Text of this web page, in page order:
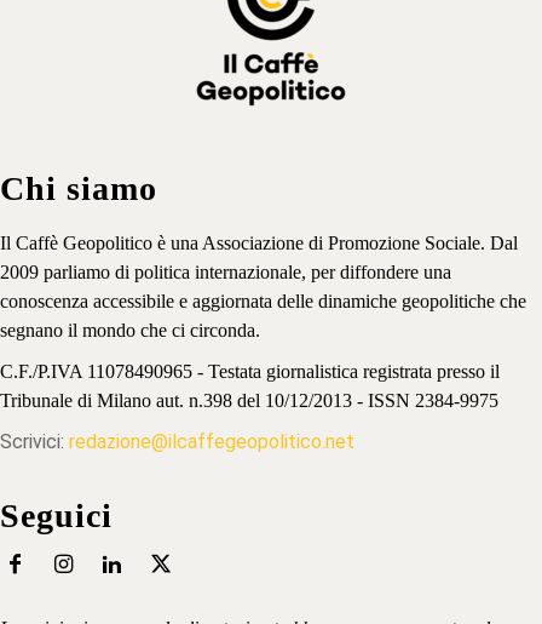
Chi siamo
Il Caffè Geopolitico è una Associazione di Promozione Sociale. Dal
2009 parliamo di politica internazionale, per diffondere una
conoscenza accessibile e aggiornata delle dinamiche geopolitiche che
segnano il mondo che ci circonda.
C.F./P.IVA 11078490965 - Testata giornalistica registrata presso il
Tribunale di Milano aut. n.398 del 10/12/2013 - ISSN 2384-9975
Scrivici: redazione@ilcaffegeopolitico.net
Seguici